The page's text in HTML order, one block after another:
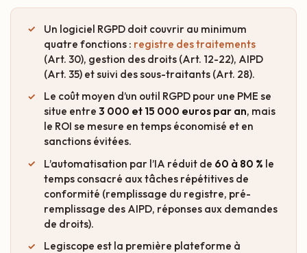
Un logiciel RGPD doit couvrir au minimum
quatre fonctions : registre des traitements
(Art. 30), gestion des droits (Art. 12-22), AIPD
(Art. 35) et suivi des sous-traitants (Art. 28).
Le coût moyen d’un outil RGPD pour une PME se
situe entre 3 000 et 15 000 euros par an, mais
le ROI se mesure en temps économisé et en
sanctions évitées.
L’automatisation par l’IA réduit de 60 à 80 % le
temps consacré aux tâches répétitives de
conformité (remplissage du registre, pré-
remplissage des AIPD, réponses aux demandes
de droits).
Legiscope est la première plateforme à